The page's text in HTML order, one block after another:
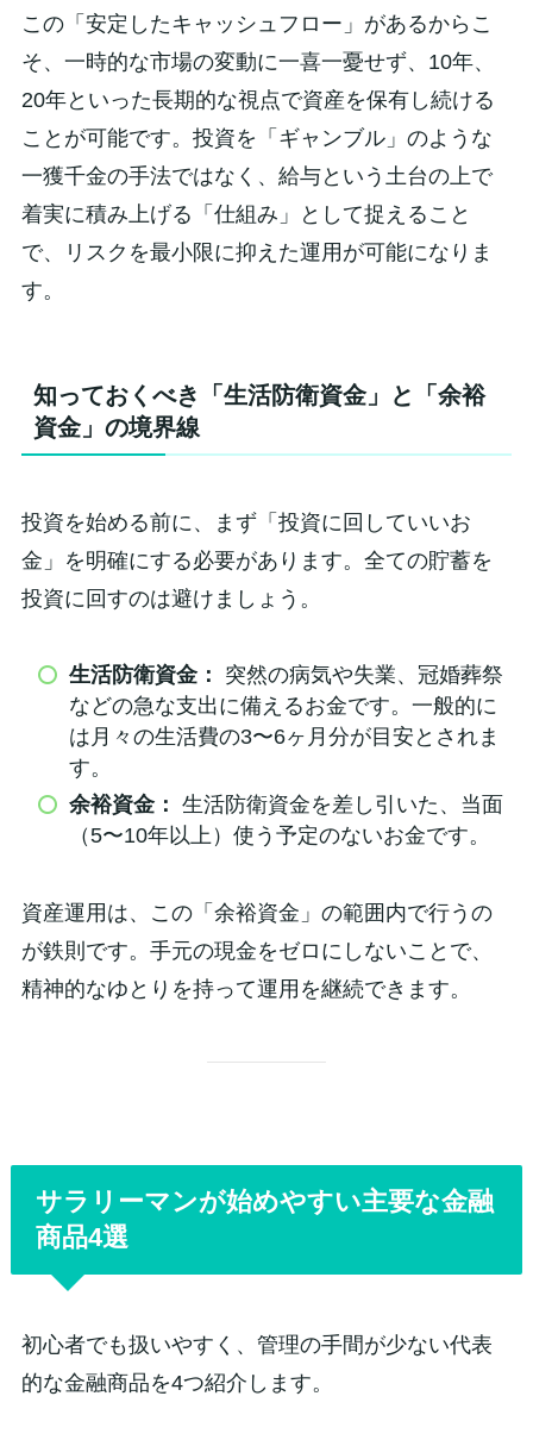
この「安定したキャッシュフロー」があるからこ
そ、一時的な市場の変動に一喜一憂せず、10年、
20年といった長期的な視点で資産を保有し続ける
ことが可能です。投資を「ギャンブル」のような
一獲千金の手法ではなく、給与という土台の上で
着実に積み上げる「仕組み」として捉えること
で、リスクを最小限に抑えた運用が可能になりま
す。
知っておくべき「生活防衛資金」と「余裕
資金」の境界線
投資を始める前に、まず「投資に回していいお
金」を明確にする必要があります。全ての貯蓄を
投資に回すのは避けましょう。
生活防衛資金：
突然の病気や失業、冠婚葬祭
などの急な支出に備えるお金です。一般的に
は月々の生活費の3〜6ヶ月分が目安とされま
す。
余裕資金： 生活防衛資金を差し引いた、当面
（5〜10年以上）使う予定のないお金です。
資産運用は、この「余裕資金」の範囲内で行うの
が鉄則です。手元の現金をゼロにしないことで、
精神的なゆとりを持って運用を継続できます。
サラリーマンが始めやすい主要な金融
商品4選
初心者でも扱いやすく、管理の手間が少ない代表
的な金融商品を4つ紹介します。